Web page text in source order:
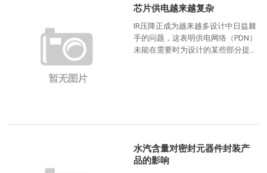
芯片供电越来越复杂
IR压降正成为越来越多设计中日益棘
手的问题，这表明供电网络（PDN）
未能在需要时为设计的某些部分提供
水汽含量对密封元器件封装产
品的影响